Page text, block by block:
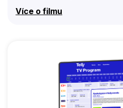
řeč vlastního těla, která je ale
nasloucháme sami sobě?
Djukić může svou zjitřenou
připomenout filmy Céline
nápaditý styl, v němž se
Více o filmu